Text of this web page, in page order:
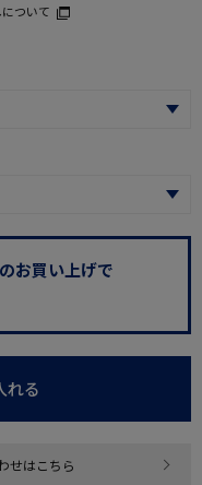
ついて
お買い上げで
れる
せはこちら